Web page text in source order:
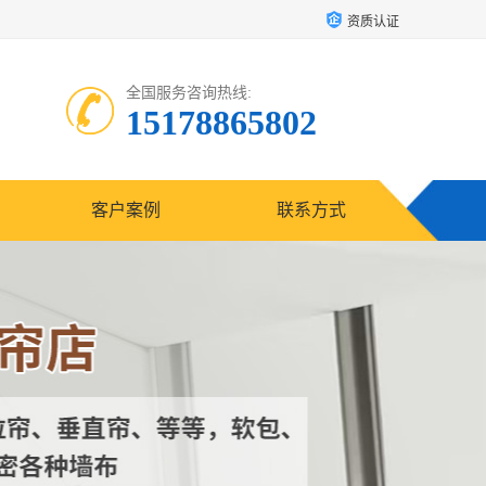
资质认证
全国服务咨询热线:
15178865802
客户案例 联系方式